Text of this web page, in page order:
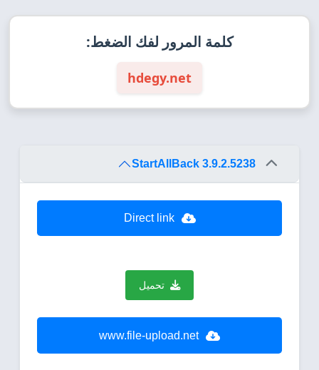
كلمة المرور لفك الضغط:
hdegy.net
StartAllBack 3.9.2.5238
Direct link
تحميل
www.file-upload.net